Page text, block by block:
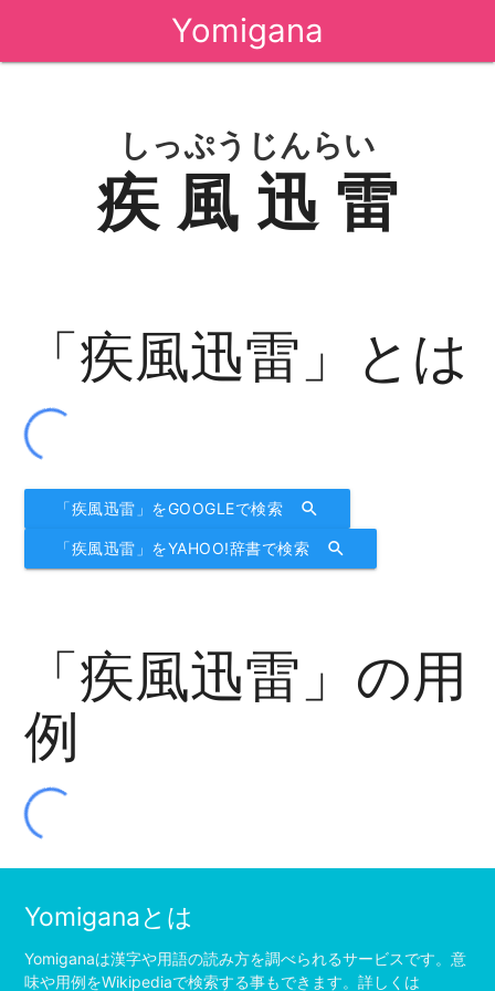
Yomigana
疾風迅雷
しっぷうじんらい
「疾風迅雷」とは
search
「疾風迅雷」をGOOGLEで検索
search
「疾風迅雷」をYAHOO!辞書で検索
「疾風迅雷」の用
例
Yomiganaとは
Yomiganaは漢字や用語の読み方を調べられるサービスです。意
味や用例をWikipediaで検索する事もできます。詳しくは